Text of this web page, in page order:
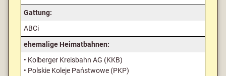
Gattung:
ABCi
ehemalige Heimatbahnen:
• Kolberger Kreisbahn AG (KKB)
• Polskie Koleje Państwowe (PKP)